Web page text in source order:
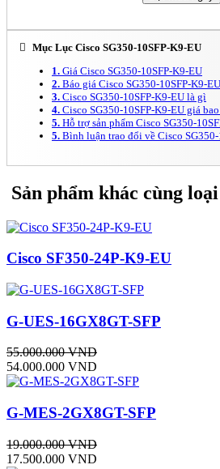
Mục Lục Cisco SG350-10SFP-K9-EU
1. Giá Cisco SG350-10SFP-K9-EU
2. Báo giá Cisco SG350-10SFP-K9-EU
3. Cisco SG350-10SFP-K9-EU là gì
4. Cisco SG350-10SFP-K9-EU giá
5. Hỗ trợ sản phẩm Cisco SG350-
5. Bình luận trao đổi về Cisco
Sản phẩm khác cùng loại
Cisco SF350-24P-K9-EU
G-UES-16GX8GT-SFP
55.000.000 VND
54.000.000 VND
G-MES-2GX8GT-SFP
19.000.000 VND
17.500.000 VND